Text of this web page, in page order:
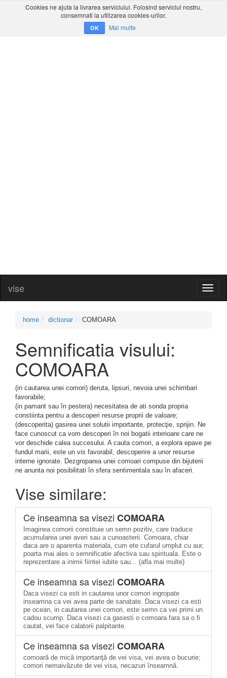
Cookies ne ajuta la livrarea serviciului. Folosind serviciul nostru,
consemnati la utilizarea cookies-urilor.
OK Mai multe
vise
home dictionar COMOARA
Semnificatia visului:
COMOARA
(in cautarea unei comori) deruta, lipsuri, nevoia unei schimbari
favorabile;
(in pamant sau în pestera) necesitatea de ati sonda propria
constiinta pentru a descoperi resurse proprii de valoare;
(descoperita) gasirea unei solutii importante, protecţie, sprijin. Ne
face cunoscut ca vom descoperi în noi bogatii interioare care ne
vor deschide calea succesului. A cauta comori, a explora epave pe
fundul marii, este un vis favorabil, descoperire a unor resurse
interne ignorate. Dezgroparea unei comoari compuse din bijuterii
ne anunta noi posibilitati în sfera sentimentala sau în afaceri.
Vise similare:
Ce inseamna sa visezi COMOARA
Imaginea comorii constituie un semn pozitiv, care traduce
acumularea unei averi sau a cunoasterii. Comoara, chiar
daca are o aparenta materiala, cum ete cufarul umplut cu aur,
poarta mai ales o semnificatie afectiva sau spirituala. Este o
reprezentare a inimii fiintei iubite sau... (afla mai multe)
Ce inseamna sa visezi COMOARA
Daca visezi ca esti in cautarea unor comori ingropate
inseamna ca vei avea parte de sanatate. Daca visezi ca esti
pe ocean, in cautarea unei comori, este semn ca vei primi un
cadou scump. Daca visezi ca gasesti o comoara fara sa o fi
cautat, vei face calatorii palpitante.
Ce inseamna sa visezi COMOARA
comoară de mică importanţă de vei visa, vei avea o bucurie;
comori nemaivăzute de vei visa, necazuri înseamnă.